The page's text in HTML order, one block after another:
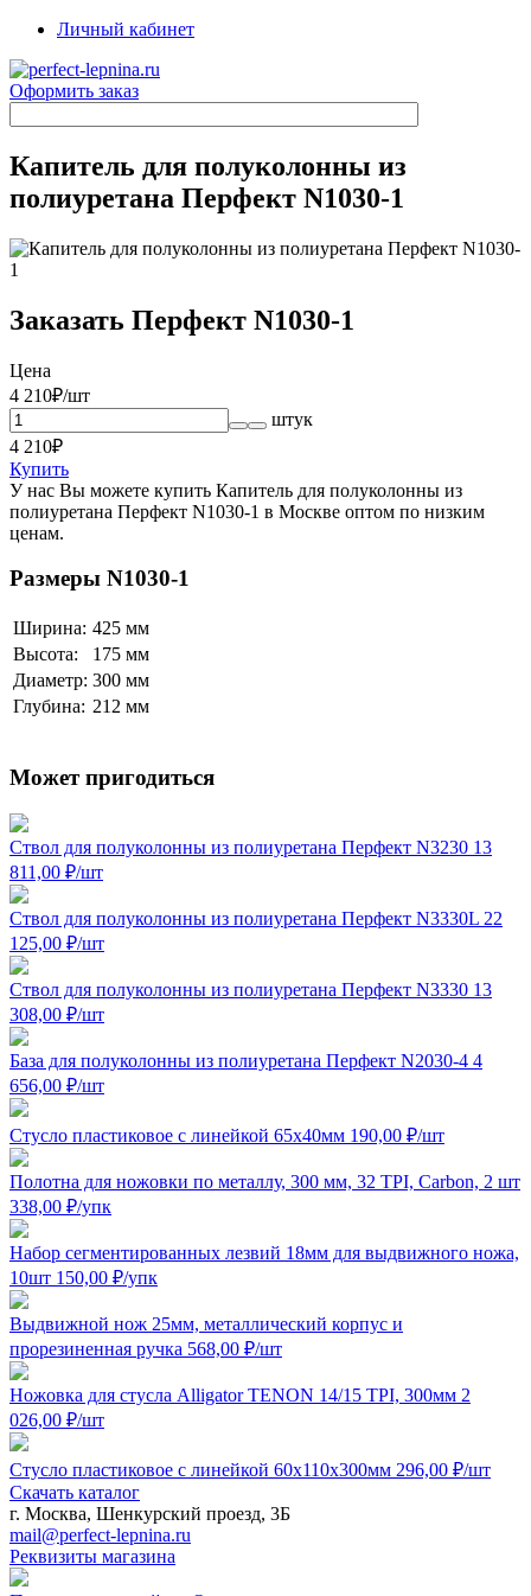
Личный кабинет
Оформить заказ
Капитель для полуколонны из
полиуретана Перфект N1030-1
Заказать Перфект N1030-1
Цена
4 210₽/шт
штук
4 210₽
Купить
У нас Вы можете купить Капитель для полуколонны из
полиуретана Перфект N1030-1 в Москве оптом по низким
ценам.
Размеры N1030-1
Ширина: 425 мм
Высота:
175 мм
Диаметр: 300 мм
Глубина: 212 мм
Может пригодиться
Ствол для полуколонны из полиуретана Перфект N3230 13
811,00 ₽/шт
Ствол для полуколонны из полиуретана Перфект N3330L 22
125,00 ₽/шт
Ствол для полуколонны из полиуретана Перфект N3330 13
308,00 ₽/шт
База для полуколонны из полиуретана Перфект N2030-4 4
656,00 ₽/шт
Стусло пластиковое с линейкой 65x40мм 190,00 ₽/шт
Полотна для ножовки по металлу, 300 мм, 32 TPI, Carbon, 2 шт
338,00 ₽/упк
Набор сегментированных лезвий 18мм для выдвижного ножа,
10шт 150,00 ₽/упк
Выдвижной нож 25мм, металлический корпус и
прорезиненная ручка 568,00 ₽/шт
Ножовка для стусла Alligator TENON 14/15 TPI, 300мм 2
026,00 ₽/шт
Стусло пластиковое с линейкой 60х110х300мм 296,00 ₽/шт
Скачать каталог
г. Москва, Шенкурский проезд, 3Б
mail@perfect-lepnina.ru
Реквизиты магазина